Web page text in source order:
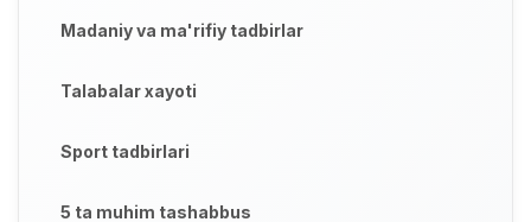
Madaniy va ma'rifiy tadbirlar
Talabalar xayoti
Sport tadbirlari
5 ta muhim tashabbus